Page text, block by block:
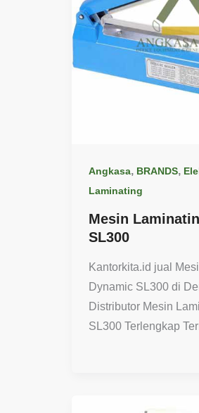
Angkasa, BRANDS,
Laminating
Mesin
SL300
Kantorkita.id jual
Dynamic SL300 di
Distributor Mesin
SL300 Terlengkap